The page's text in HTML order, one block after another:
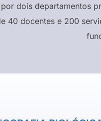
dois departamentos
40 docentes e 200